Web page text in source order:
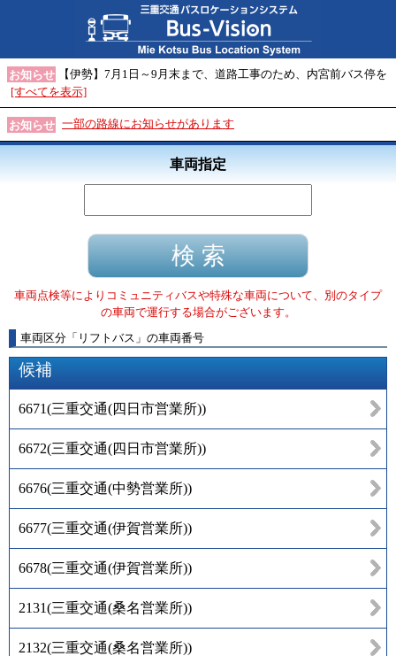
お知らせ
【伊勢】7月1日～9月末まで、道路工事のため、内宮前バス停を
[すべてを表示]
お知らせ 一部の路線にお知らせがあります
車両指定
車両点検等によりコミュニティバスや特殊な車両について、別のタイプ
の車両で運行する場合がございます。
車両区分 「 リフトバス 」 の車両番号
候補
6671(三重交通(四日市営業所))
6672(三重交通(四日市営業所))
6676(三重交通(中勢営業所))
6677(三重交通(伊賀営業所))
6678(三重交通(伊賀営業所))
2131(三重交通(桑名営業所))
2132(三重交通(桑名営業所))